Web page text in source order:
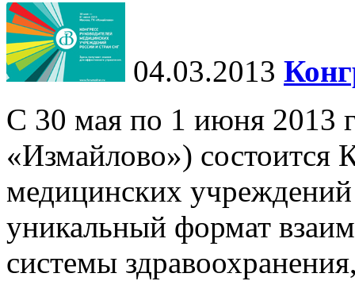
04.03.2013
С 30 мая по 1 июня 2013
«Измайлово») состоится
медицинских
уникальный формат
системы